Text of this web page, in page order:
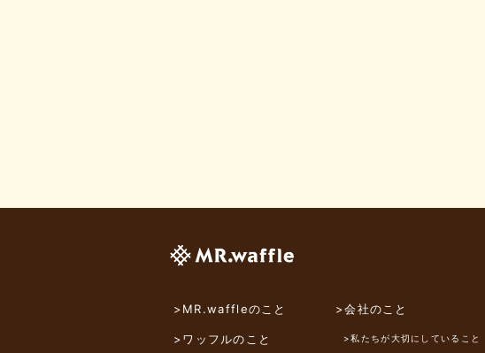
>MR.waffleのこと
>ワッフルのこと
>会社のこと
>私たちが大切にしていること